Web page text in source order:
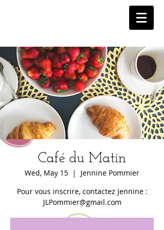
Café du Matin
Wed, May 15
  |
Jennine Pommier
Pour vous inscrire, contactez Jennine :
JLPommier@gmail.com